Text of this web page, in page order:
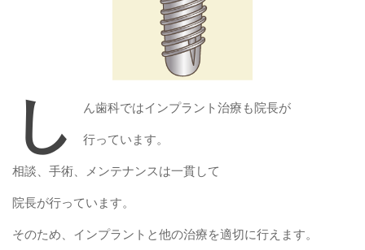
し ん歯科ではインプラント治療も院長が
行っています。
相談、手術、メンテナンスは一貫して
院長が行っています。
そのため、インプラントと他の治療を適切に行えます。